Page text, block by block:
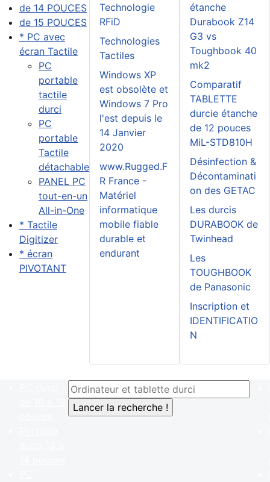
de 14 POUCES
de 15 POUCES
* PC avec
écran Tactile
PC
portable
tactile
durci
PC
portable
Tactile
détachable
PANEL PC
tout-en-un
All-in-One
* Tactile
Digitizer
* écran
PIVOTANT
Technologie
RFiD
Technologies
Tactiles
Windows XP
est obsolète et
Windows 7 Pro
l'est depuis le
14 Janvier
2020
www.Rugged.F
R France -
Matériel
informatique
mobile fiable
durable et
endurant
étanche
Durabook Z14
G3 vs
Toughbook 40
mk2
Comparatif
TABLETTE
durcie étanche
de 12 pouces
MiL-STD810H
Désinfection &
Décontaminati
on des GETAC
Les durcis
DURABOOK de
Twinhead
Les
TOUGHBOOK
de Panasonic
Inscription et
IDENTIFICATIO
N